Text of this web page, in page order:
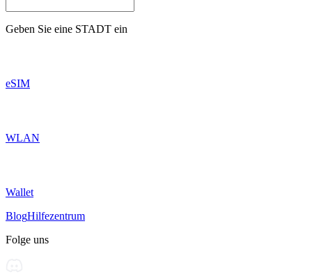
Geben Sie eine STADT ein
eSIM
WLAN
Wallet
BlogHilfezentrum
Folge uns